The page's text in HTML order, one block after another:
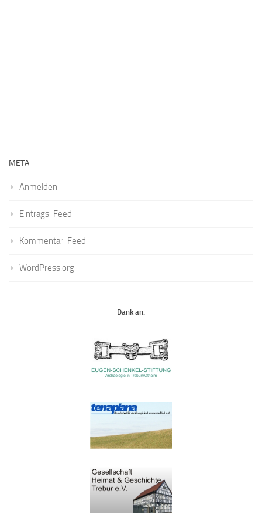
META
Anmelden
Eintrags-Feed
Kommentar-Feed
WordPress.org
Dank an: